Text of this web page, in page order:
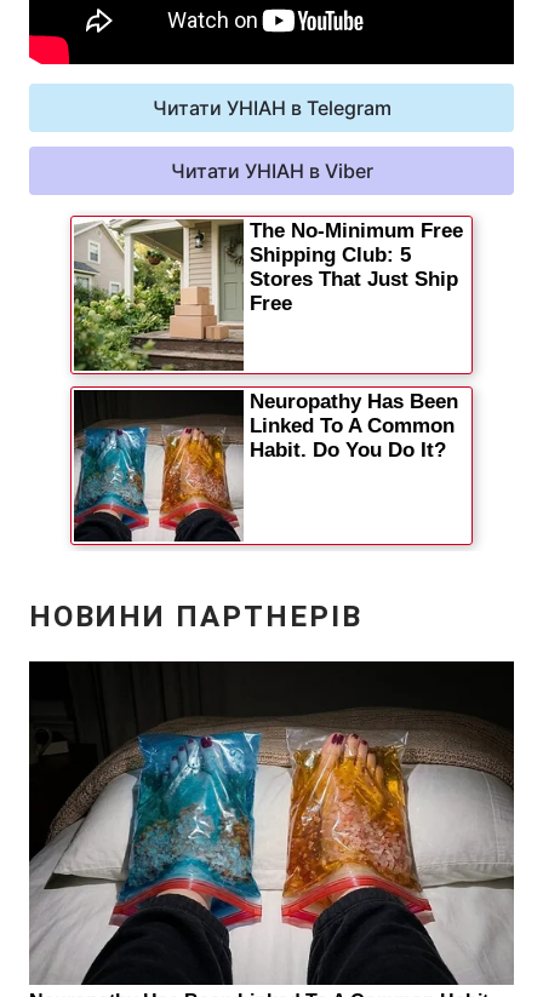
Читати УНІАН в Telegram
Читати УНІАН в Viber